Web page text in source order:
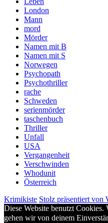
London
Mann
mord
Mörder
Namen mit B
Namen mit S
Norwegen
Psychopath
Psychothriller
rache
Schweden
serienmörder
taschenbuch
Thriller
Unfall
USA
Vergangenheit
Verschwinden
Whodunit
Österreich
Krimikiste Stolz präsentiert von
Diese Website benutzt Cookies.
gehen wir von deinem